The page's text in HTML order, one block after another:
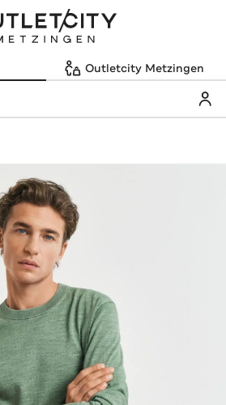
Outletcity Metzingen